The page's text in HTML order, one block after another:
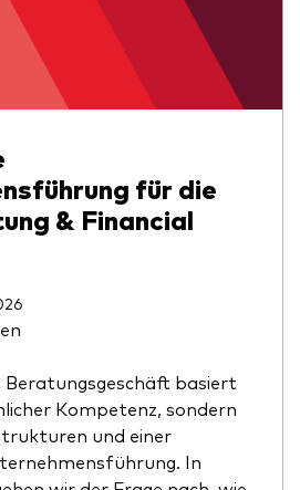
für die
& Financial
Beratungsgeschäft basiert
Kompetenz, sondern
und einer
In